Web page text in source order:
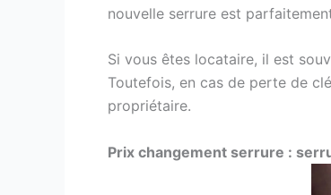
nouvelle serrure est
Si vous êtes locataire, il est
Toutefois, en cas de perte de
propriétaire.
Prix changement serrure :